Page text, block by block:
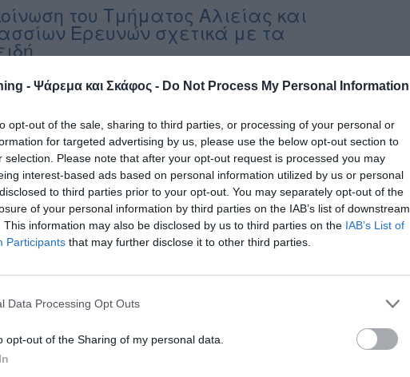
- Ψάρεμα και Σκάφος - Do Not Process My Personal Information
opt-out of the sale, sharing to third parties, or processing of your personal or
for targeted advertising by us, please use the below opt-out section to
selection. Please note that after your opt-out request is processed you may
interest-based ads based on personal information utilized by us or personal
to third parties prior to your opt-out. You may separately opt-out of the
of your personal information by third parties on the IAB’s list of downstream
This information may also be disclosed by us to third parties on the IAB’s List of
Participants that may further disclose it to other third parties.
Data Processing Opt Outs
opt-out of the Sharing of my personal data.
του Τμήματος Αλιείας και
Ερευνών σχετικά με τα
αλίευση μικρών τόνων από ερασιτέχνες και την διαφορά τους
Ερευνών (ΤΑΘΕ) σχετικά με την τυχαία αλίευση νεαρών ατόμων
ειδικά κατά την περίοδο ερασιτεχνικής αλιεία της
Το Τμήμα Αλιείας και Θαλασσίων Ερευνών […]
τόνο – τι ανακάλυψαν μετά από 8
μετά από 8 χρόνια στη Μάλτα έχοντας διανύσει ταξίδι 4.351
μιλίων! Αυτό το ταξίδι του τόννου bluefin άφησε άφωνους τους
Τον Σεπτέμβριο του 2012, ο ψαράς Eric Stewart, από το